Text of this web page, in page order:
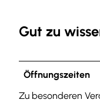
Gut zu
Öffnungszeiten
Zu besonderen